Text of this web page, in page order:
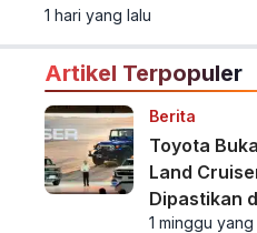
1 hari yang lalu
Artikel Terpopuler
Berita
Toyota
Land
Dipastikan
1 minggu yang